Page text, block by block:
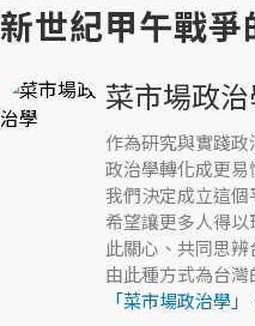
新世紀甲午戰爭
菜市場政
作為研究與實踐
政治學轉化成更易
我們決定成立這個
希望讓更多人得
此關心、共同思
由此種方式為台灣
「菜市場政治學」